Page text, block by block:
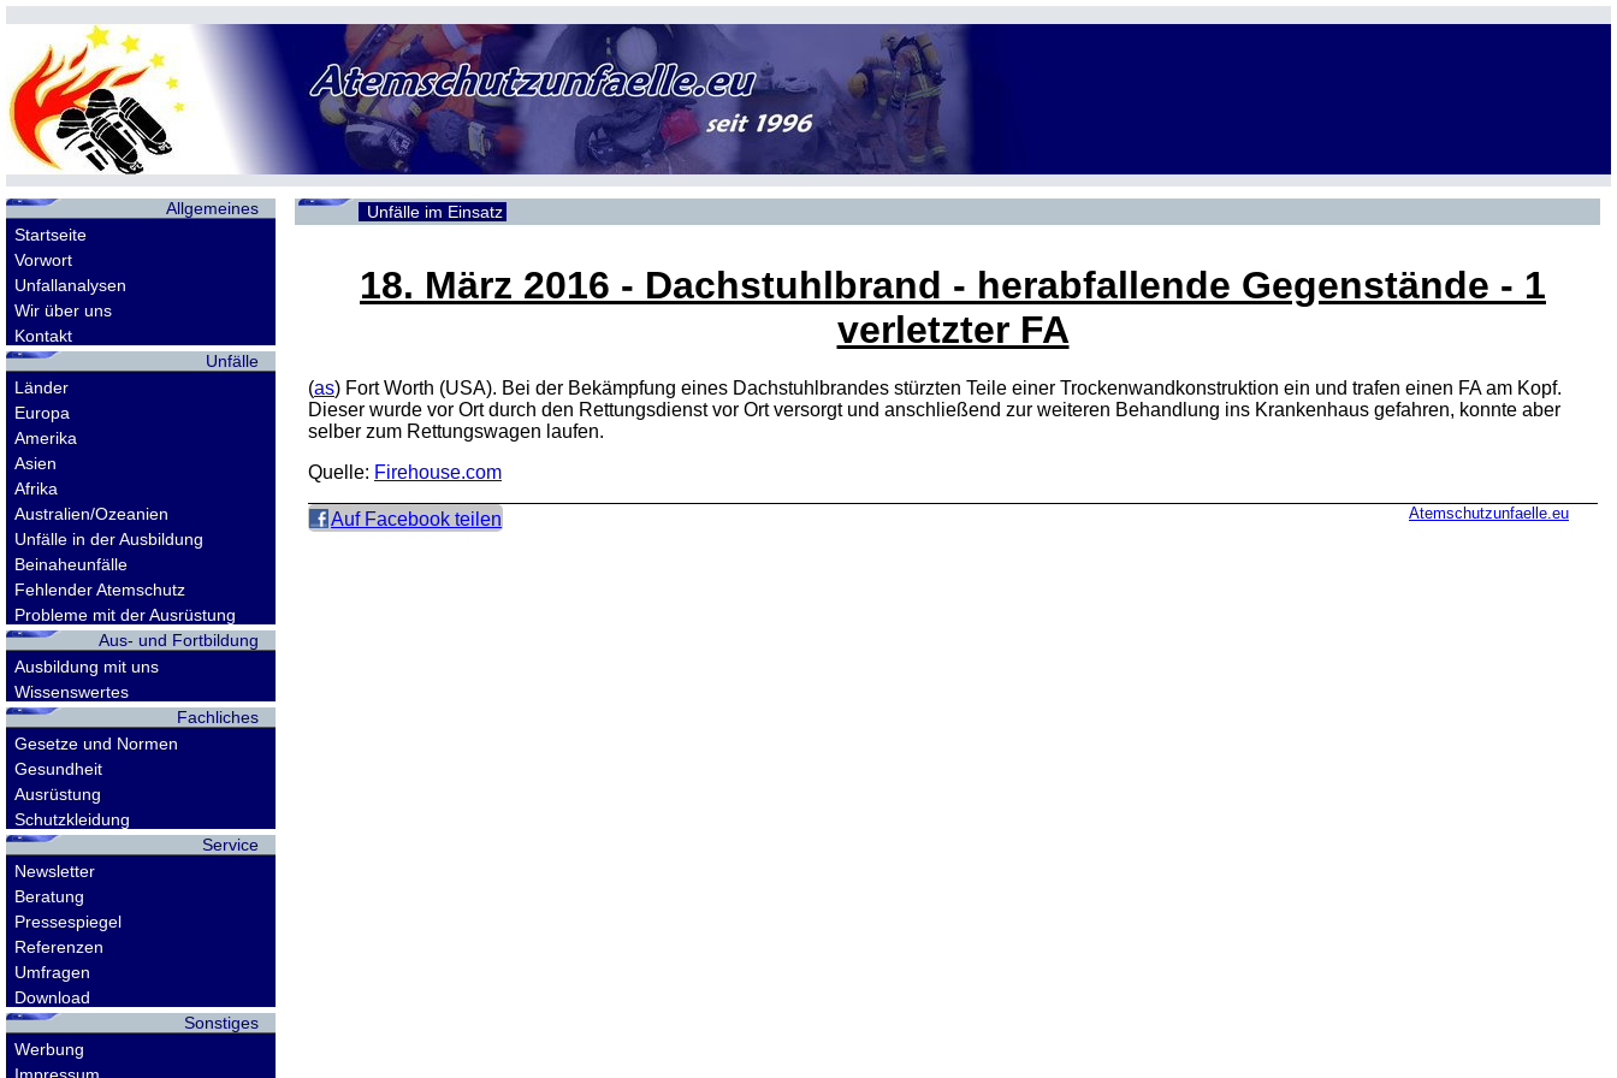
Allgemeines
Startseite
Vorwort
Unfallanalysen
Wir über uns
Kontakt
Unfälle
Länder
Europa
Amerika
Asien
Afrika
Australien/Ozeanien
Unfälle in der Ausbildung
Beinaheunfälle
Fehlender Atemschutz
Probleme mit der Ausrüstung
Aus- und Fortbildung
Ausbildung mit uns
Wissenswertes
Fachliches
Gesetze und Normen
Gesundheit
Ausrüstung
Schutzkleidung
Service
Newsletter
Beratung
Pressespiegel
Referenzen
Umfragen
Download
Sonstiges
Werbung
Unfälle im Einsatz
18. März 2016 - Dachstuhlbrand - herabfallende Gegenstände - 1
verletzter FA
(as) Fort Worth (USA). Bei der Bekämpfung eines Dachstuhlbrandes stürzten Teile einer Trockenwandkonstruktion ein und trafen einen FA am Kopf.
Dieser wurde vor Ort durch den Rettungsdienst vor Ort versorgt und anschließend zur weiteren Behandlung ins Krankenhaus gefahren, konnte aber
selber zum Rettungswagen laufen.
Quelle: Firehouse.com
Auf Facebook teilen Atemschutzunfaelle.eu